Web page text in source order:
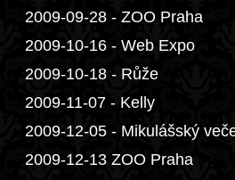
2009-09-28 - ZOO Praha
2009-10-16 - Web Expo
2009-10-18 - Růže
2009-11-07 - Kelly
2009-12-05 - Mikulášský
2009-12-13 ZOO Praha